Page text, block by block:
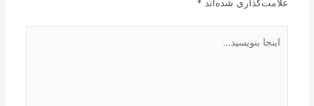
علامت‌گذاری شده‌اند *